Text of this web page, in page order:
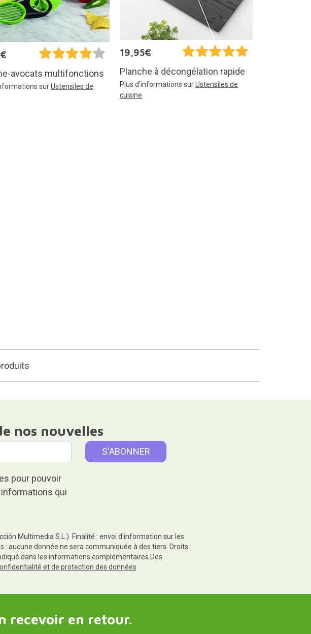
avocats multifonctions
surUstensiles de
19,95€
Planche à décongélation rapide
Plus d'informations surUstensiles de
cuisine
nos nouvelles
pour pouvoir
qui
Multimedia S.L.). Finalité : envoi d'information sur les
aucune donnée ne sera communiquée à des tiers. Droits :
dans les informations complémentaires.Des
et de protection des données
recevoir en retour.